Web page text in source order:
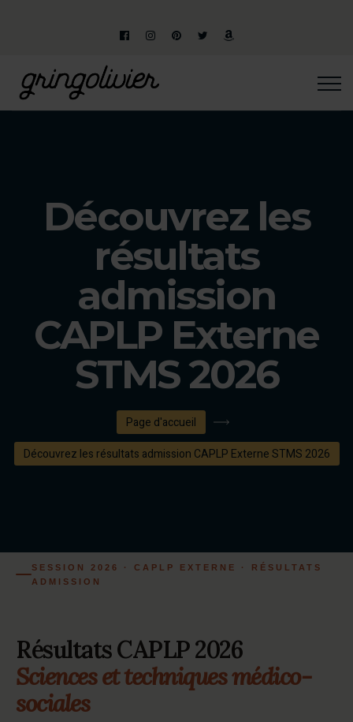
Découvrez les
résultats
admission
CAPLP Externe
STMS 2026
Page d'accueil
Découvrez les résultats admission CAPLP Externe STMS 2026
SESSION 2026 · CAPLP EXTERNE · RÉSULTATS
ADMISSION
Résultats CAPLP 2026
Sciences et techniques médico-
sociales